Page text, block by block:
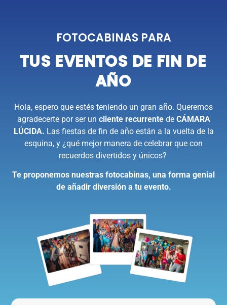
FOTOCABINAS PARA
TUS EVENTOS DE FIN DE
AÑO
Hola, espero que estés teniendo un gran año. Queremos
agradecerte por ser un cliente recurrentede CÁMARA
LÚCIDA. Las fiestas de fin de año están a la vuelta de la
esquina, y ¿qué mejor manera de celebrar que con
recuerdos divertidos y únicos?
Te proponemos nuestras fotocabinas, una forma genial
de añadir diversión a tu evento.